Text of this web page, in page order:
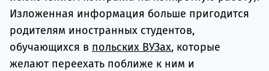
Изложенная информация больше пригодится
родителям иностранных студентов,
обучающихся в польских ВУЗах, которые
желают переехать поближе к ним и